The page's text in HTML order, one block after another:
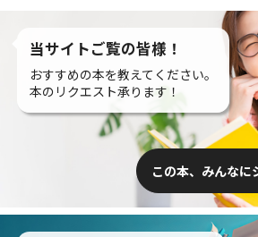
当サイトご覧の皆様！
おすすめの本を教えてください。
本のリクエスト承ります！
この本、みんなに